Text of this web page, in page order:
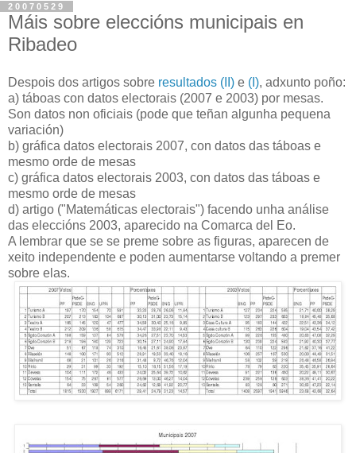
20070529
Máis sobre eleccións municipais en
Ribadeo
Despois dos artigos sobre resultados (II) e (I), adxunto poño:
a) táboas con datos electorais (2007 e 2003) por mesas.
Son datos non oficiais (pode que teñan algunha pequena
variación)
b) gráfica datos electorais 2007, con datos das táboas e
mesmo orde de mesas
c) gráfica datos electorais 2003, con datos das táboas e
mesmo orde de mesas
d) artigo ("Matemáticas electorais") facendo unha análise
das eleccións 2003, aparecido na Comarca del Eo.
A lembrar que se se preme sobre as figuras, aparecen de
xeito independente e poden aumentarse voltando a premer
sobre elas.